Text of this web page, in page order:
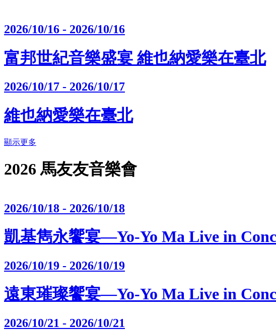
2026/10/16 - 2026/10/16
富邦世紀音樂盛宴 維也納愛樂在臺北
2026/10/17 - 2026/10/17
維也納愛樂在臺北
顯示更多
2026 馬友友音樂會
2026/10/18 - 2026/10/18
凱基雋永饗宴—Yo-Yo Ma Live in
2026/10/19 - 2026/10/19
遠東璀璨饗宴—Yo-Yo Ma Live in
2026/10/21 - 2026/10/21